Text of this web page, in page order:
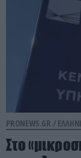
PRONEWS.GR /
Στο